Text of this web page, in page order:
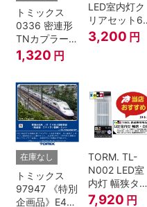
トミックス
0336 密連形
TNカプラー
(6個・SP・
黒)
1,320 円
LED室内灯ク
リアセット6
入 Nゲージ
3,200 円
在庫なし
トミックス
97947 《特別
企画品》E4系
TORM. TL-
N002 LED室
内灯 幅狭タイ
プ・白色 10本
7,920 円